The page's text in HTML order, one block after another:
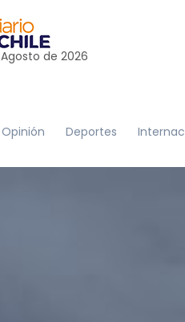
Agosto de 2026
Opinión Deportes